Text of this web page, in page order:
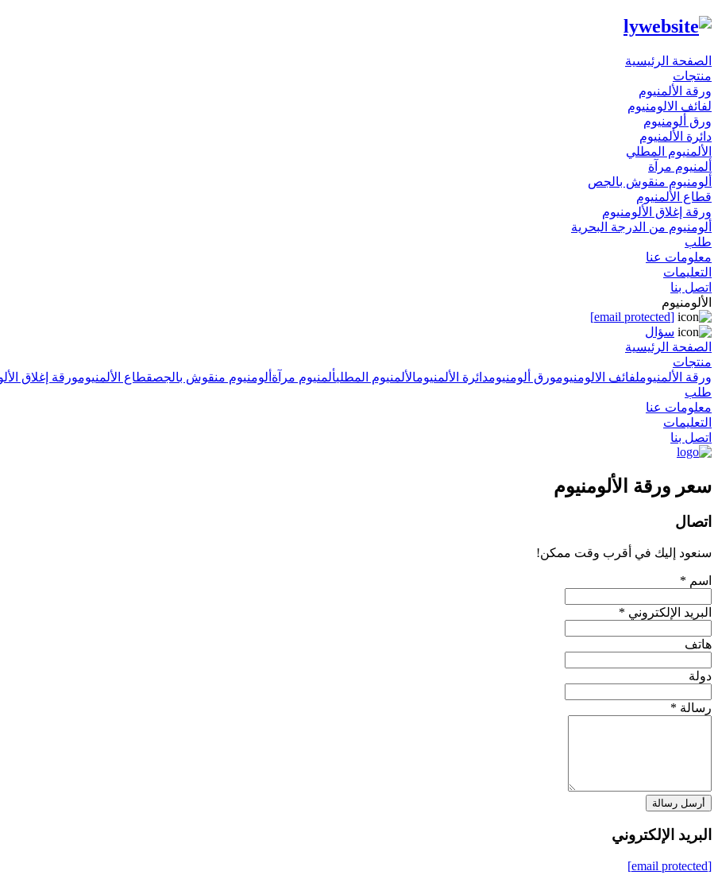
الصفحة الرئيسية
منتجات
ورقة الألمنيوم
لفائف الالومنيوم
ورق ألومنيوم
دائرة الألمنيوم
الألمنيوم المطلي
ألمنيوم مرآة
ألومنيوم منقوش بالجص
قطاع الألمنيوم
ورقة إغلاق الألومنيوم
ألومنيوم من الدرجة البحرية
طلب
معلومات عنا
التعليمات
اتصل بنا
الألومنيوم
[email protected]
سؤال
الصفحة الرئيسية
منتجات
ورقة الألمنيوملفائف الالومنيومورق ألومنيومدائرة الألمنيومالألمنيوم المطليألمنيوم مرآة ألومنيوم منقوش بالجصقطاع الألمنيومورقة إغلاق
طلب
معلومات عنا
التعليمات
اتصل بنا
سعر ورقة الألومنيوم
اتصال
سنعود إليك في أقرب وقت ممكن!
اسم *
البريد الإلكتروني *
هاتف
دولة
رسالة *
أرسل رسالة
البريد الإلكتروني
[email protected]